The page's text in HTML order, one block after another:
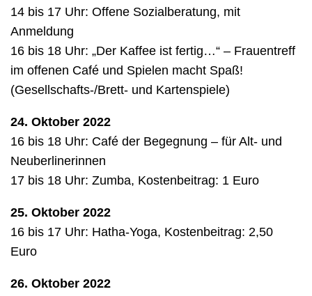
14 bis 17 Uhr: Offene Sozialberatung, mit
Anmeldung
16 bis 18 Uhr: „Der Kaffee ist fertig…“ – Frauentreff
im offenen Café und Spielen macht Spaß!
(Gesellschafts-/Brett- und Kartenspiele)
24. Oktober 2022
16 bis 18 Uhr: Café der Begegnung – für Alt- und
Neuberlinerinnen
17 bis 18 Uhr: Zumba, Kostenbeitrag: 1 Euro
25. Oktober 2022
16 bis 17 Uhr: Hatha-Yoga, Kostenbeitrag: 2,50
Euro
26. Oktober 2022